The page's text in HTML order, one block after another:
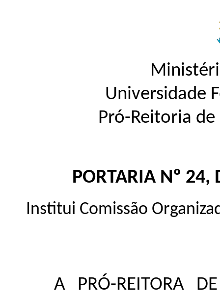
Universidade
Pró-Reitoria de
PORTARIA Nº 24,
Institui Comissão
A PRÓ-REITORA